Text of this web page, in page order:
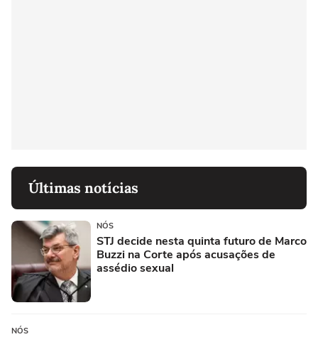
Últimas notícias
NÓS
STJ decide nesta quinta futuro de Marco
Buzzi na Corte após acusações de
assédio sexual
NÓS